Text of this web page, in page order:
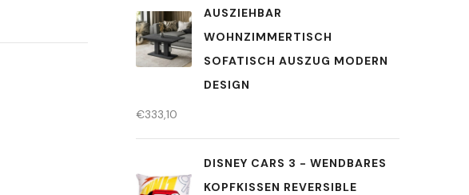
AUSZIEHBAR
WOHNZIMMERTISCH
SOFATISCH AUSZUG MODERN
DESIGN
€333,10
DISNEY CARS 3 - WENDBARES
KOPFKISSEN REVERSIBLE